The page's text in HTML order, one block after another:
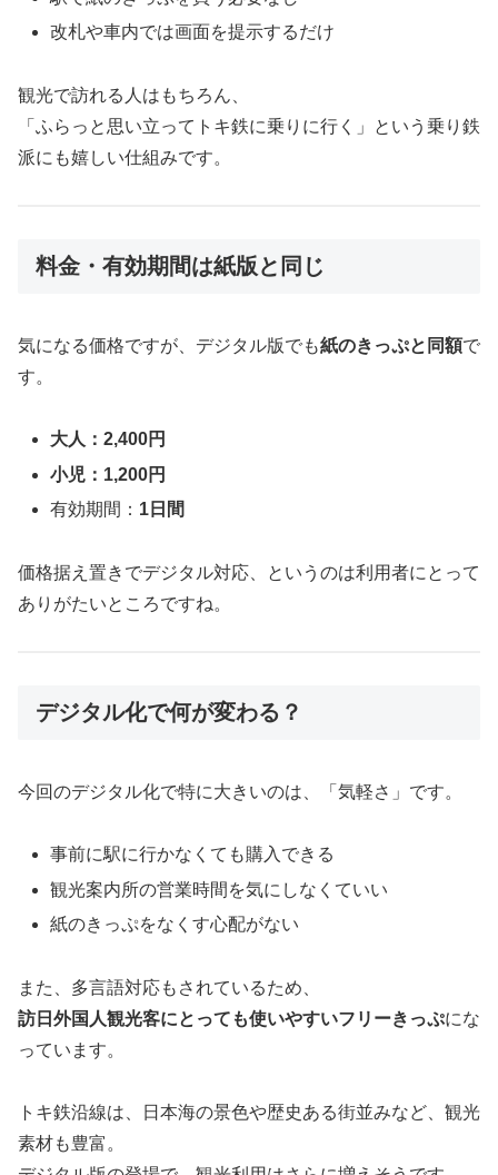
改札や車内では画面を提示するだけ
観光で訪れる人はもちろん、
「ふらっと思い立ってトキ鉄に乗りに行く」という乗り鉄
派にも嬉しい仕組みです。
料金・有効期間は紙版と同じ
気になる価格ですが、デジタル版でも紙のきっぷと同額で
す。
大人：2,400円
小児：1,200円
有効期間： 1日間
価格据え置きでデジタル対応、というのは利用者にとって
ありがたいところですね。
デジタル化で何が変わる？
今回のデジタル化で特に大きいのは、「気軽さ」です。
事前に駅に行かなくても購入できる
観光案内所の営業時間を気にしなくていい
紙のきっぷをなくす心配がない
また、多言語対応もされているため、
訪日外国人観光客にとっても使いやすいフリーきっぷにな
っています。
トキ鉄沿線は、日本海の景色や歴史ある街並みなど、観光
素材も豊富。